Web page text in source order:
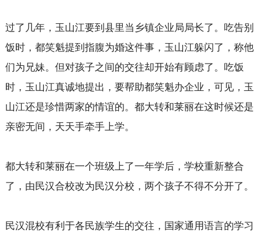
过了几年，玉山江要到县里当乡镇企业局局长了。吃告别
饭时，都笑魁提到指腹为婚这件事，玉山江躲闪了，称他
们为兄妹。但对孩子之间的交往却开始有顾虑了。吃饭
时，玉山江真诚地提出，要帮助都笑魁办企业，可见，玉
山江还是珍惜两家的情谊的。都大转和莱丽在这时候还是
亲密无间，天天手牵手上学。
都大转和莱丽在一个班级上了一年学后，学校重新整合
了，由民汉合校改为民汉分校，两个孩子不得不分开了。
民汉混校有利于各民族学生的交往，国家通用语言的学习